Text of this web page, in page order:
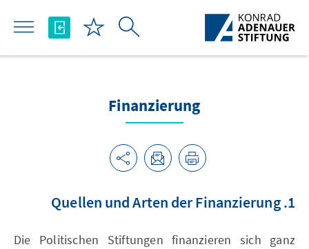
Skip to Main Content
Finanzierung
1. Quellen und Arten der Finanzierung
Die Politischen Stiftungen finanzieren sich ganz